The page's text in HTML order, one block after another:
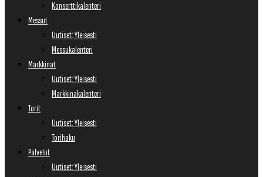
Konserttikalenteri
Messut
Uutiset: Yleisesti
Messukalenteri
Markkinat
Uutiset: Yleisesti
Markkinakalenteri
Torit
Uutiset: Yleisesti
Torihaku
Palvelut
Uutiset: Yleisesti